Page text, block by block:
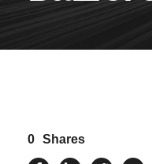
0 Shares